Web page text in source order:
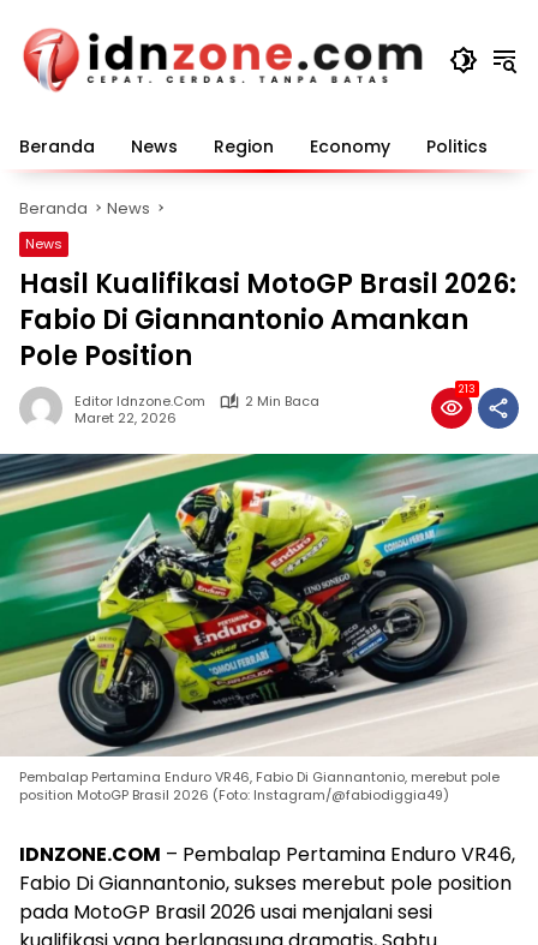
konten
Beranda News Region Economy Politics
Beranda News
News
Hasil Kualifikasi MotoGP Brasil 2026:
Fabio Di Giannantonio Amankan
Pole Position
Editor Idnzone.com
2 Min Baca
Maret 22, 2026
213
Pembalap Pertamina Enduro VR46, Fabio Di Giannantonio, merebut pole
position MotoGP Brasil 2026 (Foto: Instagram/@fabiodiggia49)
IDNZONE.COM – Pembalap Pertamina Enduro VR46,
Fabio Di Giannantonio, sukses merebut pole position
pada MotoGP Brasil 2026 usai menjalani sesi